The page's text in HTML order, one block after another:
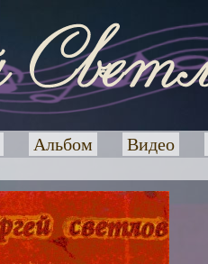
Альбом Видео